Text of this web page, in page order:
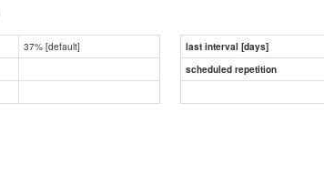
37% [default]
last interval [days]
scheduled repetition